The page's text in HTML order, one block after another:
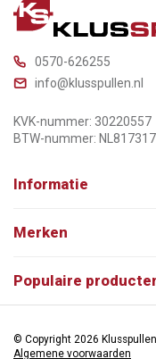
0570-626255
info@klusspullen.nl
KVK-nummer: 30220557
BTW-nummer:
Informatie
Merken
Populaire
© Copyright 2026
Algemene voorwaarden